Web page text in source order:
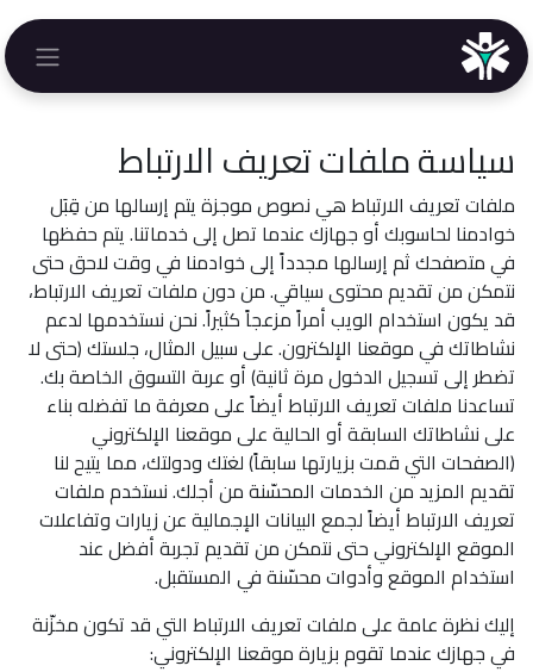
تخطي للذهاب إلى المحتوى
سياسة ملفات تعريف الارتباط
ملفات تعريف الارتباط هي نصوص موجزة يتم إرسالها من قِبَل
خوادمنا لحاسوبك أو جهازك عندما تصل إلى خدماتنا. يتم حفظها
في متصفحك ثم إرسالها مجدداً إلى خوادمنا في وقت لاحق حتى
نتمكن من تقديم محتوى سياقي. من دون ملفات تعريف الارتباط،
قد يكون استخدام الويب أمراً مزعجاً كثيراً. نحن نستخدمها لدعم
نشاطاتك في موقعنا الإلكترون. على سبيل المثال، جلستك (حتى لا
تضطر إلى تسجيل الدخول مرة ثانية) أو عربة التسوق الخاصة بك.
تساعدنا ملفات تعريف الارتباط أيضاً على معرفة ما تفضله بناء
على نشاطاتك السابقة أو الحالية على موقعنا الإلكتروني
(الصفحات التي قمت بزيارتها سابقاً) لغتك ودولتك، مما يتيح لنا
تقديم المزيد من الخدمات المحسّنة من أجلك. نستخدم ملفات
تعريف الارتباط أيضاً لجمع البيانات الإجمالية عن زيارات وتفاعلات
الموقع الإلكتروني حتى نتمكن من تقديم تجربة أفضل عند
استخدام الموقع وأدوات محسّنة في المستقبل.
إليك نظرة عامة على ملفات تعريف الارتباط التي قد تكون مخزّنة
في جهازك عندما تقوم بزيارة موقعنا الإلكتروني: